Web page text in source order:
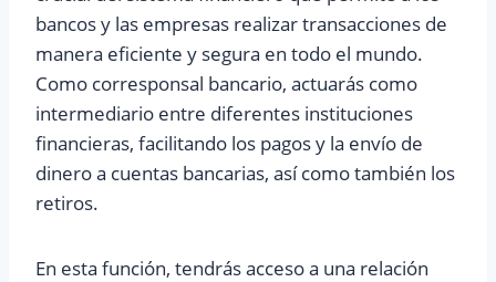
bancos y las empresas realizar transacciones de
manera eficiente y segura en todo el mundo.
Como corresponsal bancario, actuarás como
intermediario entre diferentes instituciones
financieras, facilitando los pagos y la envío de
dinero a cuentas bancarias, así como también los
retiros.
En esta función, tendrás acceso a una relación